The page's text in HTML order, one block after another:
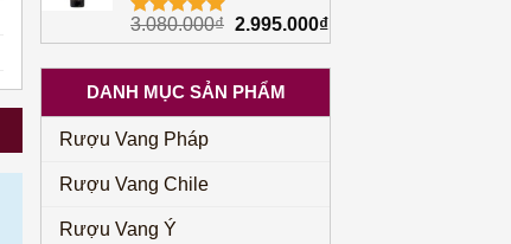
Được xếp
hạng5.00
5 sao
3.080.000₫ Giá
gốc
là:
3.080.000₫.
2.995.000₫Giá
hiện
tại
2.995.000₫.
DANH MỤC SẢN PHẨM
Rượu Vang Pháp
Rượu Vang Chile
Rượu Vang Ý